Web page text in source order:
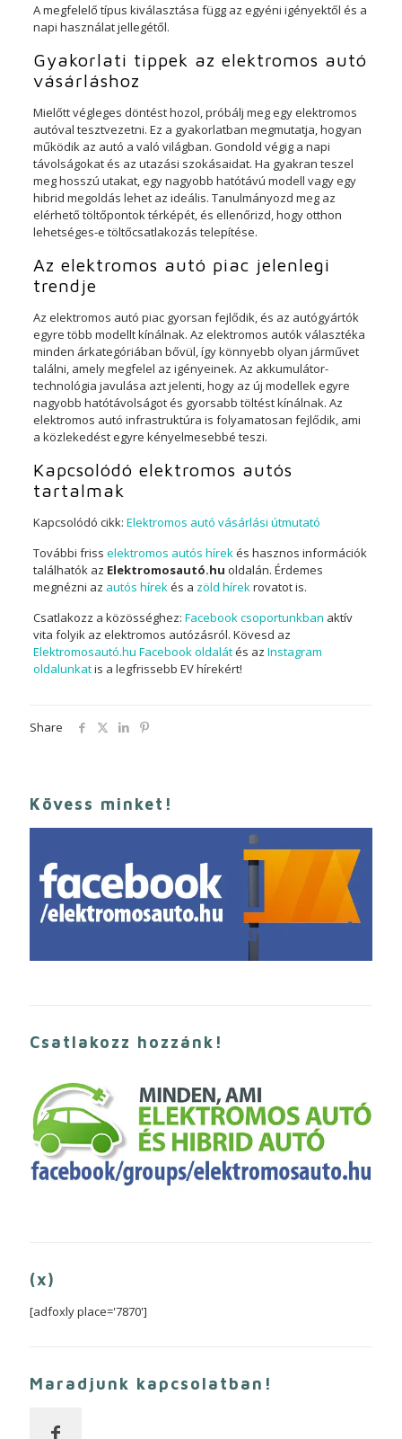
A megfelelő típus kiválasztása függ az egyéni igényektől és a
napi használat jellegétől.
Gyakorlati tippek az elektromos autó
vásárláshoz
Mielőtt végleges döntést hozol, próbálj meg egy elektromos
autóval tesztvezetni. Ez a gyakorlatban megmutatja, hogyan
működik az autó a való világban. Gondold végig a napi
távolságokat és az utazási szokásaidat. Ha gyakran teszel
meg hosszú utakat, egy nagyobb hatótávú modell vagy egy
hibrid megoldás lehet az ideális. Tanulmányozd meg az
elérhető töltőpontok térképét, és ellenőrizd, hogy otthon
lehetséges-e töltőcsatlakozás telepítése.
Az elektromos autó piac jelenlegi
trendje
Az elektromos autó piac gyorsan fejlődik, és az autógyártók
egyre több modellt kínálnak. Az elektromos autók választéka
minden árkategóriában bővül, így könnyebb olyan járművet
találni, amely megfelel az igényeinek. Az akkumulátor-
technológia javulása azt jelenti, hogy az új modellek egyre
nagyobb hatótávolságot és gyorsabb töltést kínálnak. Az
elektromos autó infrastruktúra is folyamatosan fejlődik, ami
a közlekedést egyre kényelmesebbé teszi.
Kapcsolódó elektromos autós
tartalmak
Kapcsolódó cikk: Elektromos autó vásárlási útmutató
További friss elektromos autós hírekés hasznos információk
találhatók az Elektromosautó.hu oldalán. Érdemes
megnézni az autós hírekés a zöld hírekrovatot is.
Csatlakozz a közösséghez: Facebook csoportunkban aktív
vita folyik az elektromos autózásról. Kövesd az
Elektromosautó.hu Facebook oldalátés az Instagram
oldalunkatis a legfrissebb EV hírekért!
Share
Kövess minket!
Csatlakozz hozzánk!
(x)
[adfoxly place='7870']
Maradjunk kapcsolatban!